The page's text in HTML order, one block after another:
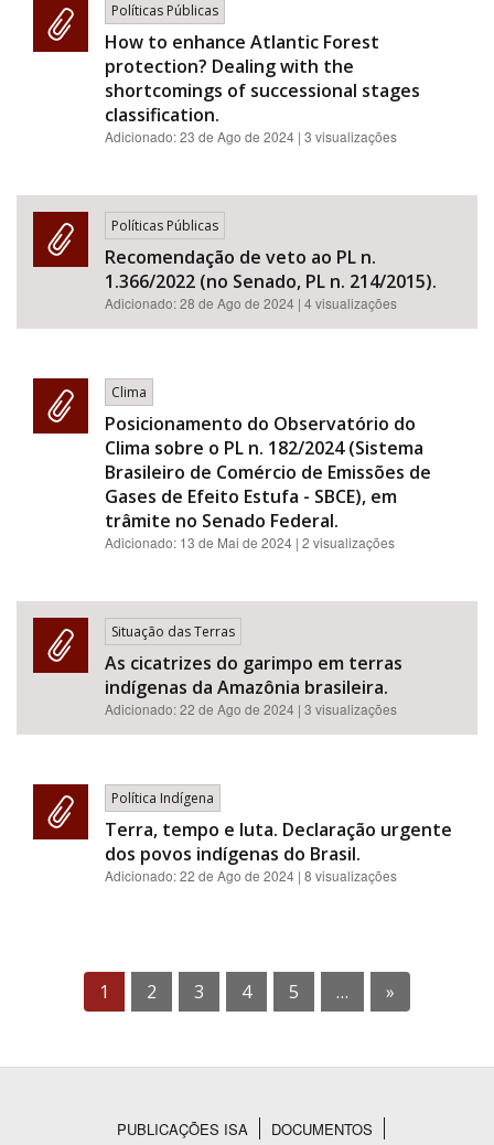
Políticas Públicas
How to enhance Atlantic Forest
protection? Dealing with the
shortcomings of successional stages
classification.
Adicionado:23 de Ago de 2024 | 3 visualizações
Políticas Públicas
Recomendação de veto ao PL n.
1.366/2022 (no Senado, PL n. 214/2015).
Adicionado:28 de Ago de 2024 | 4 visualizações
Clima
Posicionamento do Observatório do
Clima sobre o PL n. 182/2024 (Sistema
Brasileiro de Comércio de Emissões de
Gases de Efeito Estufa - SBCE), em
trâmite no Senado Federal.
Adicionado: 13 de Mai de 2024 | 2 visualizações
Situação das Terras
As cicatrizes do garimpo em terras
indígenas da Amazônia brasileira.
Adicionado:22 de Ago de 2024 | 3 visualizações
Política Indígena
Terra, tempo e luta. Declaração urgente
dos povos indígenas do Brasil.
Adicionado:22 de Ago de 2024 | 8 visualizações
1 2 3 4 5 … »
PUBLICAÇÕES ISA DOCUMENTOS